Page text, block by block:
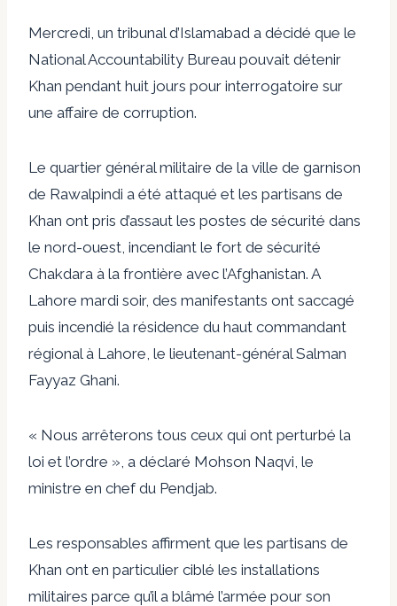
Mercredi, un tribunal d’Islamabad a décidé que le
National Accountability Bureau pouvait détenir
Khan pendant huit jours pour interrogatoire sur
une affaire de corruption.
Le quartier général militaire de la ville de garnison
de Rawalpindi a été attaqué et les partisans de
Khan ont pris d’assaut les postes de sécurité dans
le nord-ouest, incendiant le fort de sécurité
Chakdara à la frontière avec l’Afghanistan. A
Lahore mardi soir, des manifestants ont saccagé
puis incendié la résidence du haut commandant
régional à Lahore, le lieutenant-général Salman
Fayyaz Ghani.
« Nous arrêterons tous ceux qui ont perturbé la
loi et l’ordre », a déclaré Mohson Naqvi, le
ministre en chef du Pendjab.
Les responsables affirment que les partisans de
Khan ont en particulier ciblé les installations
militaires parce qu’il a blâmé l’armée pour son